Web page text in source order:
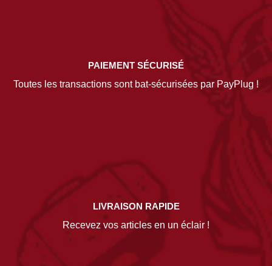
PAIEMENT SÉCURISÉ
Toutes les transactions sont bat-sécurisées par PayPlug !
LIVRAISON RAPIDE
Recevez vos articles en un éclair !